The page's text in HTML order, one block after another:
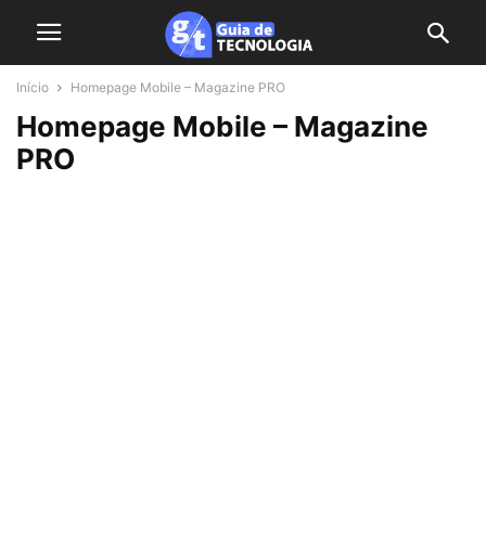
Início Homepage Mobile – Magazine PRO
Homepage Mobile – Magazine
PRO